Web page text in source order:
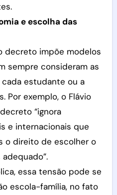
e escolha das
decreto impõe modelos
sempre consideram as
estudante ou a
Por exemplo, o Flávio
“ignora
e internacionais que
o direito de escolher o
essa tensão pode se
escola-família, no fato